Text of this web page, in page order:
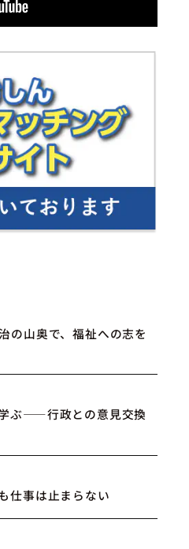
山奥で、福祉への志を
ぶ――行政との意見交換
仕事は止まらない